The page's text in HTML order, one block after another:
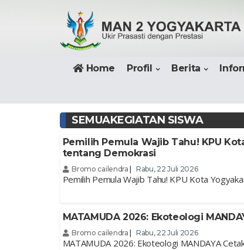
Home Profil Berita
SEMUAKEGIATAN SISWA
Pemilih Pemula Wajib Tahu! KPU
tentang Demokrasi
Bromo cailendra Rabu, 22 Juli 2026
Pemilih Pemula Wajib Tahu! KPU Kota
MATAMUDA 2026: Ekoteologi
Bromo cailendra Rabu, 22 Juli 2026
MATAMUDA 2026: Ekoteologi MANDAYA